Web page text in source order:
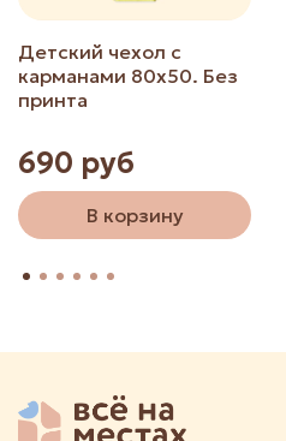
Детский чехол с
карманами 80х50. Без
принта
690 руб
В корзину